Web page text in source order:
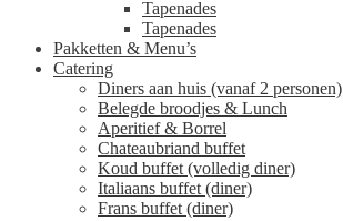
Tapenades
Tapenades
Pakketten & Menu’s
Catering
Diners aan huis (vanaf 2 personen)
Belegde broodjes & Lunch
Aperitief & Borrel
Chateaubriand buffet
Koud buffet (volledig diner)
Italiaans buffet (diner)
Frans buffet (diner)